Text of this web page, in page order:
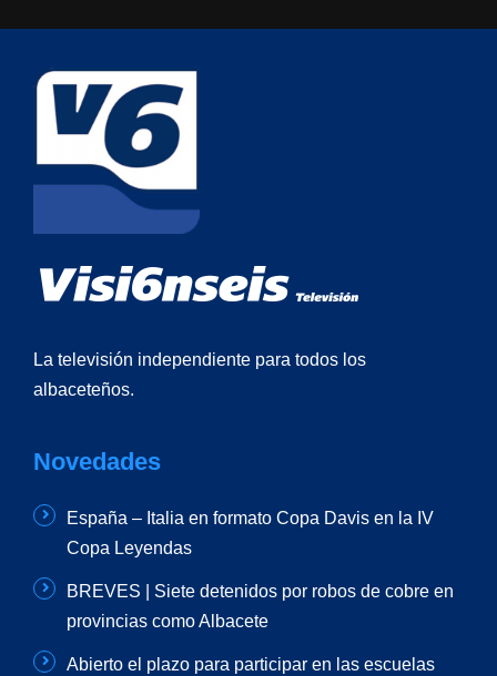
La televisión independiente para todos los
albaceteños.
Novedades
España – Italia en formato Copa Davis en la IV
Copa Leyendas
BREVES | Siete detenidos por robos de cobre en
provincias como Albacete
Abierto el plazo para participar en las escuelas